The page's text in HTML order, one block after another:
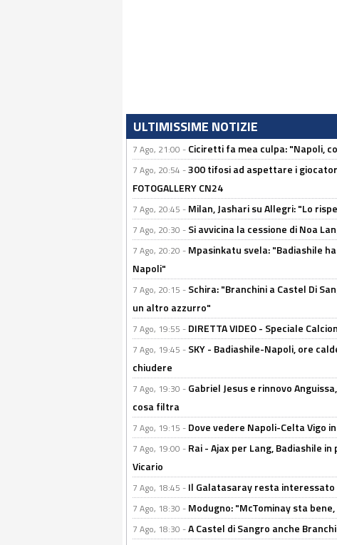
ULTIMISSIME NOTIZIE
7 Ago, 21:00 - Ciciretti fa mea culpa: "Napoli,
7 Ago, 20:54 -300 tifosi ad aspettare i
FOTOGALLERY CN24
7 Ago, 20:45 - Milan, Jashari su Allegri: "Lo
7 Ago, 20:30 - Si avvicina la cessione di Noa
7 Ago, 20:20 - Mpasinkatu svela: "Badiashile
Napoli"
7 Ago, 20:15 - Schira: "Branchini a Castel Di
un altro azzurro"
7 Ago, 19:55 - DIRETTA VIDEO - Speciale
7 Ago, 19:45 - SKY - Badiashile-Napoli, ore
chiudere
7 Ago, 19:30 - Gabriel Jesus e rinnovo
cosa filtra
7 Ago, 19:15 - Dove vedere Napoli-Celta Vigo
7 Ago, 19:00 - Rai - Ajax per Lang, Badiashile
Vicario
7 Ago, 18:45 - Il Galatasaray resta interessato
7 Ago, 18:30 - Modugno: "McTominay sta
7 Ago, 18:30 -A Castel di Sangro anche